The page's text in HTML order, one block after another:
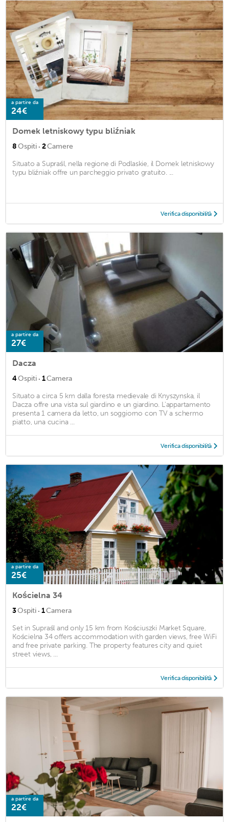
a partire da
24€
Domek letniskowy typu bliźniak
8Ospiti · 2Camere
Situato a Supraśl, nella regione di Podlaskie, il Domek letniskowy
typu bliźniak offre un parcheggio privato gratuito. ...
Verifica disponibilità
a partire da
27€
Dacza
4Ospiti · 1Camera
Situato a circa 5 km dalla foresta medievale di Knyszynska, il
Dacza offre una vista sul giardino e un giardino. L'appartamento
presenta 1 camera da letto, un soggiorno con TV a schermo
piatto, una cucina ...
Verifica disponibilità
a partire da
25€
Kościelna 34
3Ospiti · 1Camera
Set in Supraśl and only 15 km from Kościuszki Market Square,
Kościelna 34 offers accommodation with garden views, free WiFi
and free private parking. The property features city and quiet
street views, ...
Verifica disponibilità
a partire da
22€